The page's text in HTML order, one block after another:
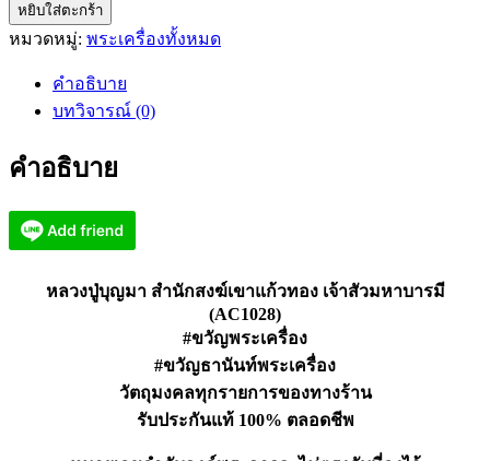
หลวง
ปู่
ทอง​
สัว
บารมี
หยิบใส่ตะกร้า
หมวดหมู่: พระเครื่องทั้งหมด
คำอธิบาย
บทวิจารณ์ (0)
คำอธิบาย
หลวงปู่บุญมา สำนักสงฆ์เขาแก้วทอง​ เจ้าสัวมหาบารมี
(AC1028)
#ขวัญพระเครื่อง
#ขวัญธานันท์พระเครื่อง
วัตถุมงคลทุกรายการของทางร้าน
รับประกันแท้ 100% ตลอดชีพ